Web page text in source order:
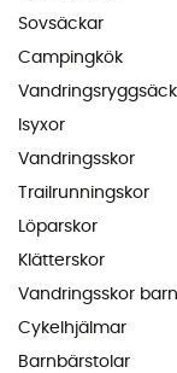
Sovsäckar
Campingkök
Isyxor
Vandringsskor
Trailrunningskor
Löparskor
Klätterskor
Vandringsskor barn
Cykelhjälmar
Barnbärstolar